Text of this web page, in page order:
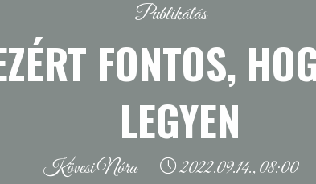
Publikálás
FONTOS,
LEGYEN
Kövesi Nóra 2022.09.14., 08:00